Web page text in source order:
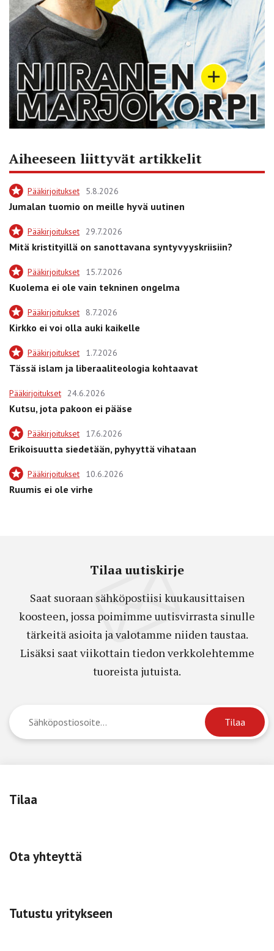
Aiheeseen liittyvät artikkelit
Pääkirjoitukset 5.8.2026
Jumalan tuomio on meille hyvä uutinen
Pääkirjoitukset 29.7.2026
Mitä kristityillä on sanottavana syntyvyyskriisiin?
Pääkirjoitukset 15.7.2026
Kuolema ei ole vain tekninen ongelma
Pääkirjoitukset 8.7.2026
Kirkko ei voi olla auki kaikelle
Pääkirjoitukset 1.7.2026
Tässä islam ja liberaaliteologia kohtaavat
Pääkirjoitukset 24.6.2026
Kutsu, jota pakoon ei pääse
Pääkirjoitukset 17.6.2026
Erikoisuutta siedetään, pyhyyttä vihataan
Pääkirjoitukset 10.6.2026
Ruumis ei ole virhe
Tilaa uutiskirje
Saat suoraan sähköpostiisi kuukausittaisen
koosteen, jossa poimimme uutisvirrasta sinulle
tärkeitä asioita ja valotamme niiden taustaa.
Lisäksi saat viikottain tiedon verkkolehtemme
tuoreista jutuista.
Tilaa
Ota yhteyttä
Tutustu yritykseen